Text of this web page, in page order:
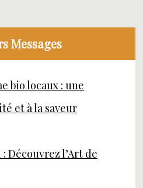
Messages
bio locaux : une
et à la saveur
Découvrez l’Art de